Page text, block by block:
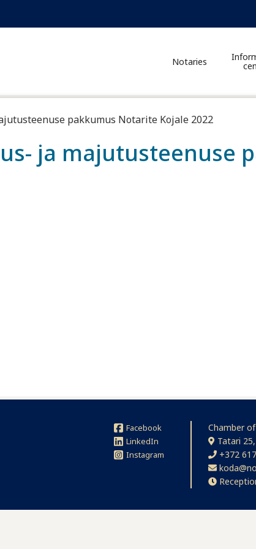
Notaries
pakkumus Notarite Kojale 2022
ja majutusteenuse
Chamber
Tatari
+372
Facebook
LinkedIn
Instagram